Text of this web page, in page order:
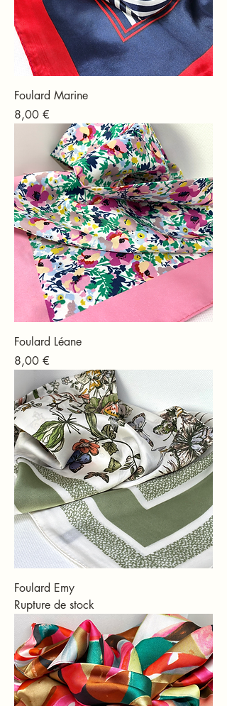
Foulard Marine
Prix
8,00 €
Foulard Léane
Prix
8,00 €
Foulard Emy
Rupture de stock